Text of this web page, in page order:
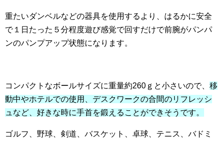
重たいダンベルなどの器具を使用するより、はるかに安全
で１日たった５分程度遊び感覚で回すだけで前腕がパンパ
ンのパンプアップ状態になります。
コンパクトなボールサイズに重量約260ｇと小さいので、 移
動中やホテルでの使用、デスクワークの合間のリフレッシ
ュなど、好きな時に手首を鍛えることができそうです。
ゴルフ、野球、剣道、バスケット、卓球、テニス、バドミ